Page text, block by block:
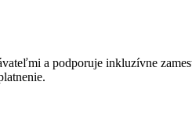
a podporuje inkluzívne